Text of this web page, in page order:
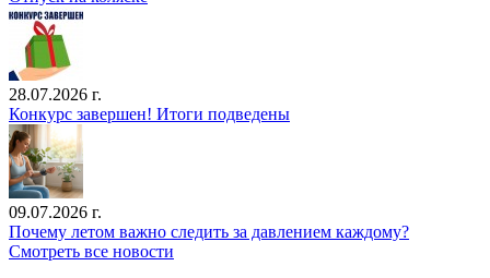
28.07.2026 г.
Конкурс завершен! Итоги подведены
09.07.2026 г.
Почему летом важно следить за давлением каждому?
Смотреть все новости